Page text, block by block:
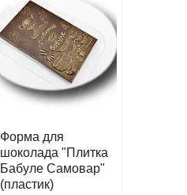
Форма для
шоколада "Плитка
Бабуле Самовар"
(пластик)